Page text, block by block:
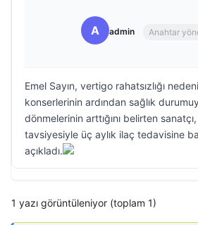
A admin Anahtar
Emel Sayın, vertigo rahatsızlığı
konserlerinin ardından sağlık
dönmelerinin arttığını belirten
tavsiyesiyle üç aylık ilaç tedavisine
açıkladı.
1 yazı görüntüleniyor (toplam 1)